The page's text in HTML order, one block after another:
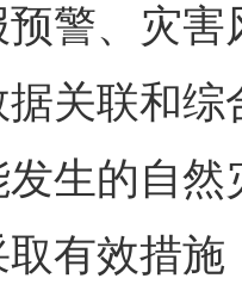
警、灾
关联和
生的自
有效措